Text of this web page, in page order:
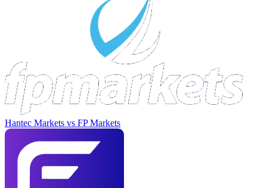
Hantec Markets vs FP Markets